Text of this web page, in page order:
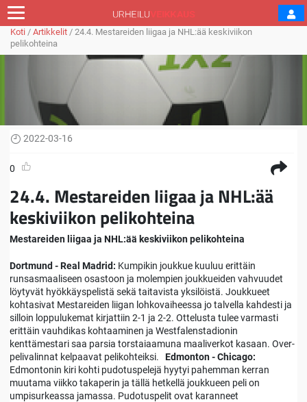
Koti / Artikkelit / 24.4. Mestareiden liigaa ja NHL:ää keskiviikon
pelikohteina
2022-03-16
0
24.4. Mestareiden liigaa ja NHL:ää
keskiviikon pelikohteina
Mestareiden liigaa ja NHL:ää keskiviikon pelikohteina
Dortmund - Real Madrid: Kumpikin joukkue kuuluu erittäin
runsasmaaliseen osastoon ja molempien joukkueiden vahvuudet
löytyvät hyökkäyspelistä sekä taitavista yksilöistä. Joukkueet
kohtasivat Mestareiden liigan lohkovaiheessa jo talvella kahdesti ja
silloin loppulukemat kirjattiin 2-1 ja 2-2. Ottelusta tulee varmasti
erittäin vauhdikas kohtaaminen ja Westfalenstadionin
kenttämestari saa parsia torstaiaamuna maaliverkot kasaan. Over-
pelivalinnat kelpaavat pelikohteiksi. Edmonton - Chicago:
Edmontonin kiri kohti pudotuspelejä hyytyi pahemman kerran
muutama viikko takaperin ja tällä hetkellä joukkueen peli on
umpisurkeassa jamassa. Pudotuspelit ovat karanneet